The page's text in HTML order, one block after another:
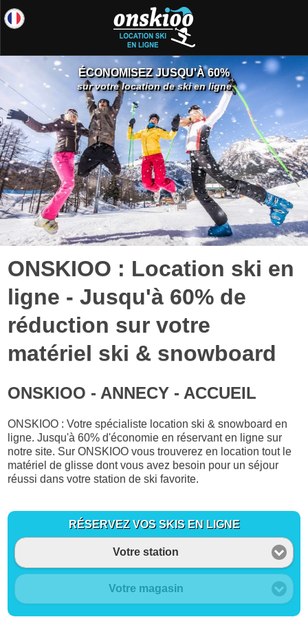
ÉCONOMISEZ JUSQU'À 60%
sur votre location de ski en ligne
ONSKIOO : Location ski en
ligne - Jusqu'à 60% de
réduction sur votre
matériel ski & snowboard
ONSKIOO - ANNECY - ACCUEIL
ONSKIOO : Votre spécialiste location ski & snowboard en
ligne. Jusqu'à 60% d'économie en réservant en ligne sur
notre site. Sur ONSKIOO vous trouverez en location tout le
matériel de glisse dont vous avez besoin pour un séjour
réussi dans votre station de ski favorite.
RÉSERVEZ VOS SKIS EN LIGNE
Votre station
Votre magasin